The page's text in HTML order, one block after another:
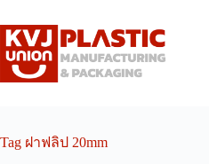
to
content
Tag ฝาฟลิป 20mm